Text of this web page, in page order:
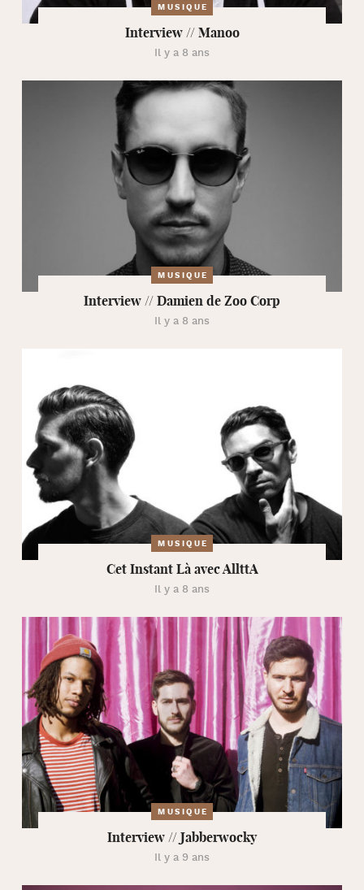
MUSIQUE
Interview // Manoo
Il y a 8 ans
MUSIQUE
Interview // Damien de Zoo Corp
Il y a 8 ans
MUSIQUE
Cet Instant Là avec AllttA
Il y a 8 ans
MUSIQUE
Interview // Jabberwocky
Il y a 9 ans